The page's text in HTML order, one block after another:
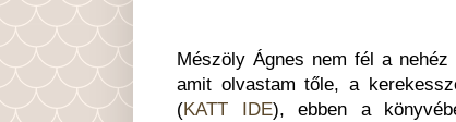
Mészöly Ágnes nem fél a nehéz
amit olvastam tőle, a
(KATT IDE), ebben a